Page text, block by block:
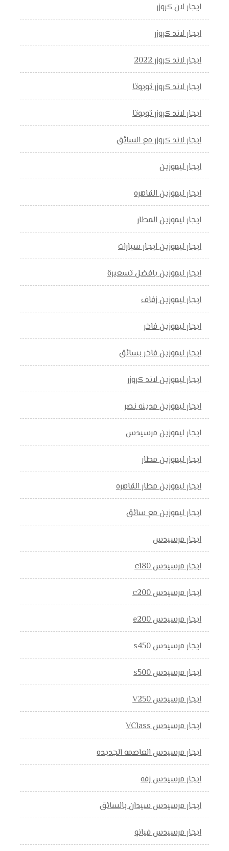
ايجار لان كروزر
ايجار لاند كروزر
ايجار لاند كروزر 2022
ايجار لاند كروزر تويوتا
ايجار لاند كروزر تويوتا
ايجار لاند كروزر مع السائق
ايجار ليموزين
ايجار ليموزين القاهره
ايجار ليموزين المطار
ايجار ليموزين ايجار سيارات
ايجار ليموزين بافضل تسعيرة
ايجار ليموزين زفاف
ايجار ليموزين فاخر
ايجار ليموزين فاخر بسائق
ايجار ليموزين لاند كروزر
ايجار ليموزين مدينه نصر
ايجار ليموزين مرسيدس
ايجار ليموزين مطار
ايجار ليموزين مطار القاهره
ايجار ليموزين مع سائق
ايجار مرسيدس
ايجار مرسيدس c180
ايجار مرسيدس c200
ايجار مرسيدس e200
ايجار مرسيدس s450
ايجار مرسيدس s500
ايجار مرسيدس V250
ايجار مرسيدس VClass
ايجار مرسيدس العاصمه الجديده
ايجار مرسيدس زفه
ايجار مرسيدس سيدان بالسائق
ايجار مرسيدس فيانو